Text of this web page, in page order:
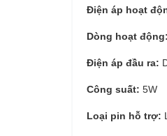
Điện áp hoạt
Dòng hoạt động:
Điện áp đầu ra:
Công suất: 5W
Loại pin hỗ trợ: